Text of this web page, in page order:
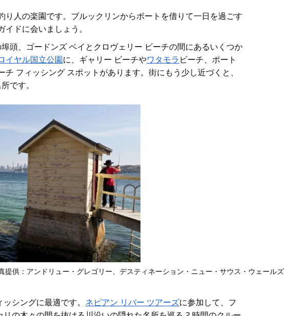
り人の楽園です。ブルックリンからボートを借りて一日を過ごす
イドに会いましょう。
頭、ゴードンズ ベイとクロヴェリー ビーチの間にあるいくつか
イヤル国立公園 に、ギャリー ビーチやワタモラ ビーチ、ポート
フィッシング スポットがあります。街にもう少し近づくと、
です。
提供：アンドリュー・グレゴリー、デスティネーション・ニュー・サウス・ウェールズ
シングに最適です。 ネピアン リバー ツアーズに参加して
、フ